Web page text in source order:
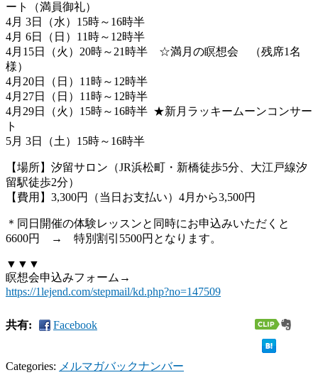
ート（満員御礼）
4月 3日（水）15時～16時半
4月 6日（日）11時～12時半
4月15日（火）20時～21時半 ☆満月の瞑想会 （残席1名
様）
4月20日（日）11時～12時半
4月27日（日）11時～12時半
4月29日（火）15時～16時半 ★新月ラッキームーンコンサー
ト
5月 3日（土）15時～16時半
【場所】汐留サロン（JR浜松町・新橋徒歩5分、 大江戸線汐
留駅徒歩2分）
【費用】3,300円（当日お支払い）4月から3,500円
＊同日開催の体験レッスンと同時にお申込みいただくと
6600円 → 特別割引5500円となります。
▼▼▼
瞑想会申込みフォーム→
https://1lejend.com/stepmail/kd.php?no=147509
共有: Facebook
Categories: メルマガバックナンバー